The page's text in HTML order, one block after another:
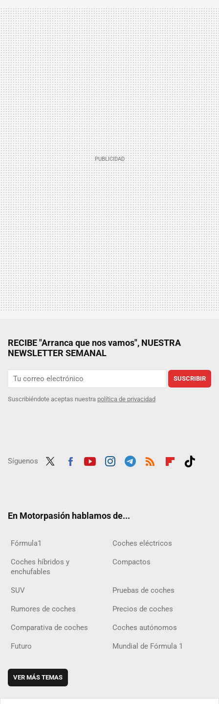
RECIBE "Arranca que nos vamos", NUESTRA
NEWSLETTER SEMANAL
SUSCRIBIR
Suscribiéndote aceptas nuestra política de privacidad
Síguenos
En Motorpasión hablamos de...
Fórmula1 Coches eléctricos
Coches híbridos y
enchufables
Compactos
SUV Pruebas de coches
Rumores de coches Precios de coches
Comparativa de coches Coches autónomos
Futuro Mundial de Fórmula 1
VER MÁS TEMAS